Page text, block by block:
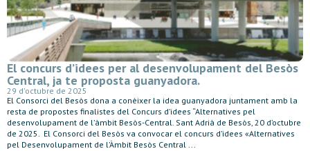
El concurs d’idees per al desenvolupament del Besòs
Central, ja te proposta guanyadora.
29 d'octubre de 2025
El Consorci del Besòs dona a conèixer la idea guanyadora juntament amb la
resta de propostes finalistes del Concurs d’idees “Alternatives pel
desenvolupament de l’àmbit Besòs-Central. Sant Adrià de Besòs, 20 d’octubre
de 2025. El Consorci del Besòs va convocar el concurs d’idees «Alternatives
pel Desenvolupament de l’Àmbit Besòs Central ...